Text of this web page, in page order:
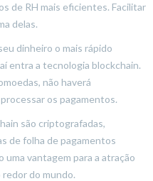
de RH mais eficientes. Facilitar
delas.
dinheiro o mais rápido
entra a tecnologia blockchain.
não haverá
os pagamentos.
são criptografadas,
de folha de pagamentos
vantagem para a atração
do mundo.